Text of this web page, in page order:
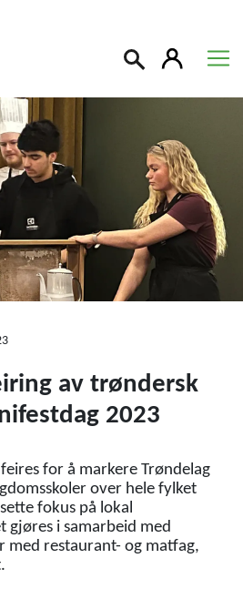
Søk
av trøndersk
2023
for å markere Trøndelag
over hele fylket
fokus på lokal
gjøres i samarbeid med
med restaurant- og matfag,